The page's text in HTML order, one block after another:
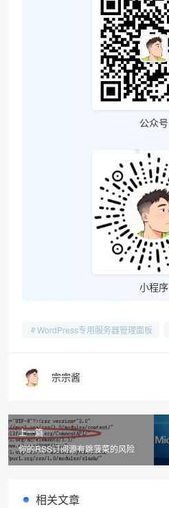
公众号
小程序
WordPress专用服务器管理面板
宗宗酱
上一篇
你的RSS订阅源有跳菠菜的风险
相关文章